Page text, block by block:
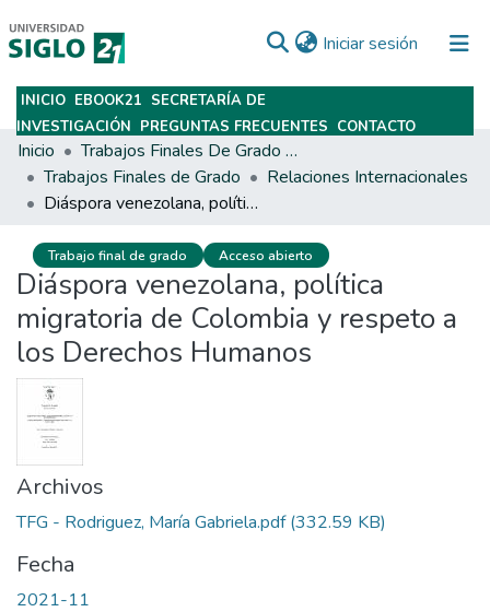
Iniciar sesión (current)
Subir
INICIO EBOOK21 SECRETARÍA DE
INVESTIGACIÓN PREGUNTAS FRECUENTES CONTACTO
Inicio
Trabajos Finales De Grado Y Posgrado
Trabajos Finales de Grado
Relaciones Internacionales
Diáspora venezolana, política migratoria de Colombia y respeto a los Derechos Humanos
Trabajo final de grado Acceso abierto
Diáspora venezolana, política
migratoria de Colombia y respeto a
los Derechos Humanos
Archivos
TFG - Rodriguez, María Gabriela.pdf(332.59 KB)
Fecha
2021-11